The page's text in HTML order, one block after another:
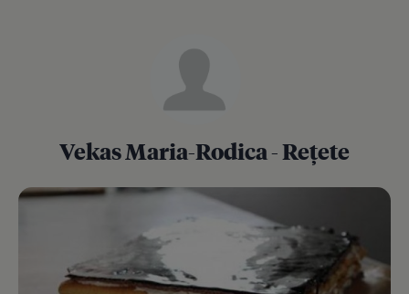
Vekas Maria-Rodica - Rețete